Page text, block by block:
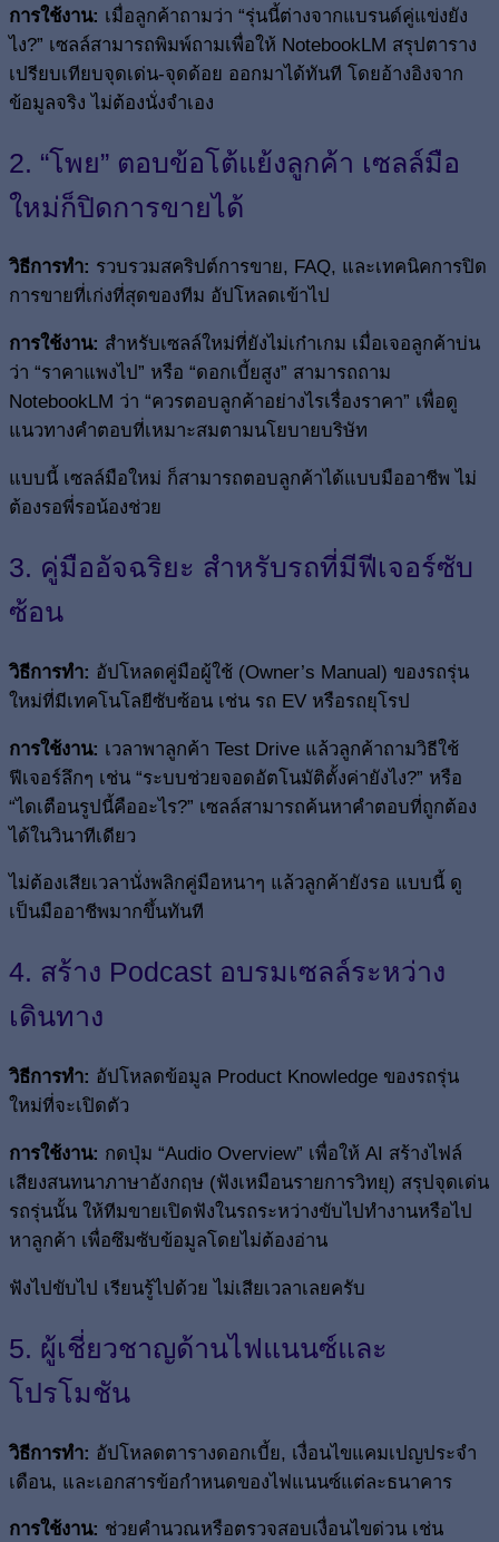
การใช้งาน: เมื่อลูกค้าถามว่า “รุ่นนี้ต่างจากแบรนด์คู่แข่งยัง
ไง?” เซลล์สามารถพิมพ์ถามเพื่อให้ NotebookLM สรุปตาราง
เปรียบเทียบจุดเด่น-จุดด้อย ออกมาได้ทันที โดยอ้างอิงจาก
ข้อมูลจริง ไม่ต้องนั่งจำเอง
2. “โพย” ตอบข้อโต้แย้งลูกค้า เซลล์มือ
ใหม่ก็ปิดการขายได้
วิธีการทำ: รวบรวมสคริปต์การขาย, FAQ, และเทคนิคการปิด
การขายที่เก่งที่สุดของทีม อัปโหลดเข้าไป
การใช้งาน: สำหรับเซลล์ใหม่ที่ยังไม่เก๋าเกม เมื่อเจอลูกค้าบ่น
ว่า “ราคาแพงไป” หรือ “ดอกเบี้ยสูง” สามารถถาม
NotebookLM ว่า “ควรตอบลูกค้าอย่างไรเรื่องราคา” เพื่อดู
แนวทางคำตอบที่เหมาะสมตามนโยบายบริษัท
แบบนี้ เซลล์มือใหม่ ก็สามารถตอบลูกค้าได้แบบมืออาชีพ ไม่
ต้องรอพี่รอน้องช่วย
3. คู่มืออัจฉริยะ สำหรับรถที่มีฟีเจอร์ซับ
ซ้อน
วิธีการทำ: อัปโหลดคู่มือผู้ใช้ (Owner’s Manual) ของรถรุ่น
ใหม่ที่มีเทคโนโลยีซับซ้อน เช่น รถ EV หรือรถยุโรป
การใช้งาน: เวลาพาลูกค้า Test Drive แล้วลูกค้าถามวิธีใช้
ฟีเจอร์ลึกๆ เช่น “ระบบช่วยจอดอัตโนมัติตั้งค่ายังไง?” หรือ
“ไดเตือนรูปนี้คืออะไร?” เซลล์สามารถค้นหาคำตอบที่ถูกต้อง
ได้ในวินาทีเดียว
ไม่ต้องเสียเวลานั่งพลิกคู่มือหนาๆ แล้วลูกค้ายังรอ แบบนี้ ดู
เป็นมืออาชีพมากขึ้นทันที
4. สร้าง Podcast อบรมเซลล์ระหว่าง
เดินทาง
วิธีการทำ: อัปโหลดข้อมูล Product Knowledge ของรถรุ่น
ใหม่ที่จะเปิดตัว
การใช้งาน: กดปุ่ม “Audio Overview” เพื่อให้ AI สร้างไฟล์
เสียงสนทนาภาษาอังกฤษ (ฟังเหมือนรายการวิทยุ) สรุปจุดเด่น
รถรุ่นนั้น ให้ทีมขายเปิดฟังในรถระหว่างขับไปทำงานหรือไป
หาลูกค้า เพื่อซึมซับข้อมูลโดยไม่ต้องอ่าน
ฟังไปขับไป เรียนรู้ไปด้วย ไม่เสียเวลาเลยครับ
5. ผู้เชี่ยวชาญด้านไฟแนนซ์และ
โปรโมชัน
วิธีการทำ: อัปโหลดตารางดอกเบี้ย, เงื่อนไขแคมเปญประจำ
เดือน, และเอกสารข้อกำหนดของไฟแนนซ์แต่ละธนาคาร
การใช้งาน: ช่วยคำนวณหรือตรวจสอบเงื่อนไขด่วน เช่น